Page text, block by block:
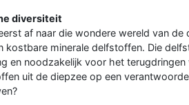
diversiteit
af naar die wondere wereld van
kostbare minerale delfstoffen. Die
en noodzakelijk voor het
uit de diepzee op een